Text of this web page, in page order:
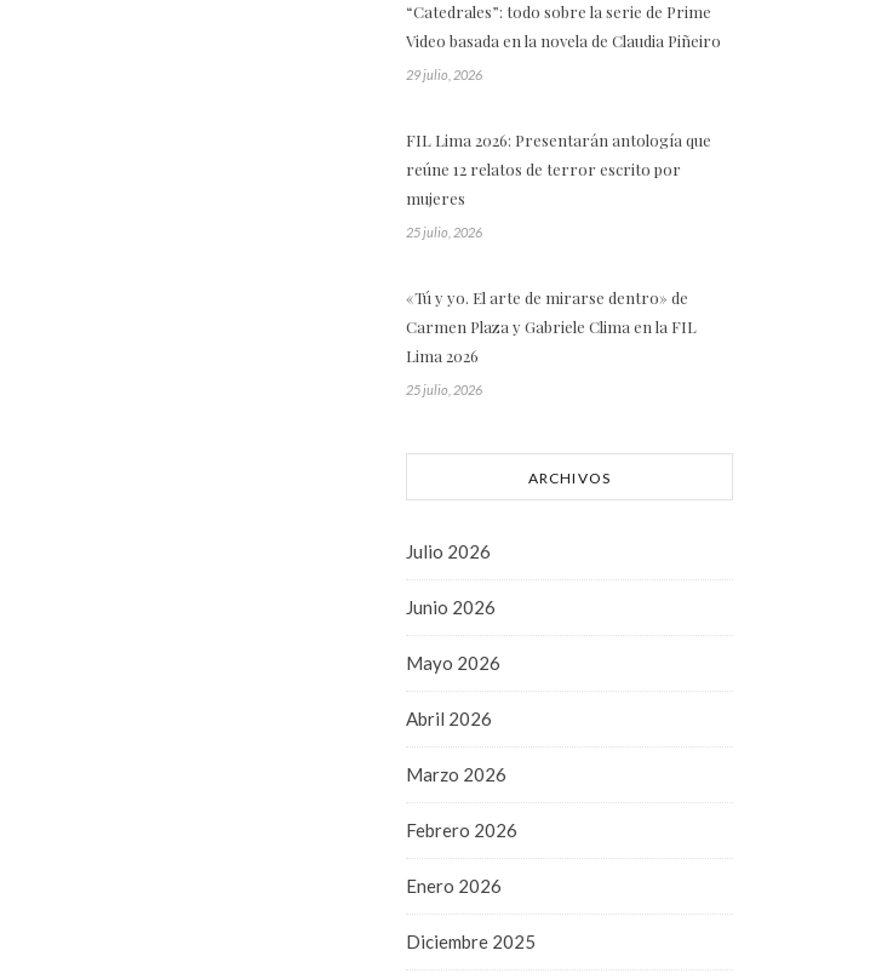
“Catedrales”: todo sobre la serie de Prime
Video basada en la novela de Claudia Piñeiro
29 julio, 2026
FIL Lima 2026: Presentarán antología que
reúne 12 relatos de terror escrito por
mujeres
25 julio, 2026
«Tú y yo. El arte de mirarse dentro» de
Carmen Plaza y Gabriele Clima en la FIL
Lima 2026
25 julio, 2026
ARCHIVOS
Julio 2026
Junio 2026
Mayo 2026
Abril 2026
Marzo 2026
Febrero 2026
Enero 2026
Diciembre 2025